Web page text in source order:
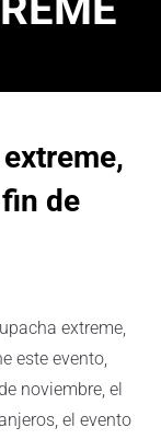
de
extreme,
este evento,
noviembre, el
el evento